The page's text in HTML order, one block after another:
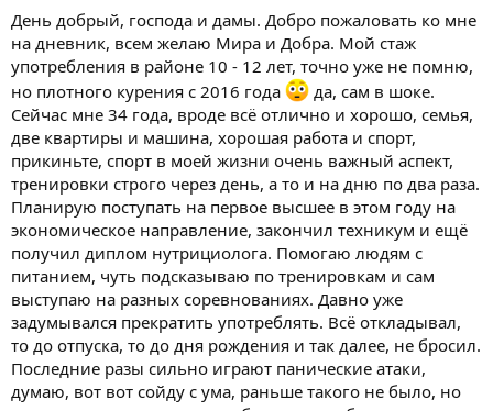
а
День добрый, господа и дамы. Добро пожаловать ко мне
на дневник, всем желаю Мира и Добра. Мой стаж
употребления в районе 10 - 12 лет, точно уже не помню,
но плотного курения с 2016 года
да, сам в шоке.
Сейчас мне 34 года, вроде всё отлично и хорошо, семья,
две квартиры и машина, хорошая работа и спорт,
прикиньте, спорт в моей жизни очень важный аспект,
тренировки строго через день, а то и на дню по два раза.
Планирую поступать на первое высшее в этом году на
экономическое направление, закончил техникум и ещё
получил диплом нутрициолога. Помогаю людям с
питанием, чуть подсказываю по тренировкам и сам
выступаю на разных соревнованиях. Давно уже
задумывался прекратить употреблять. Всё откладывал,
то до отпуска, то до дня рождения и так далее, не бросил.
Последние разы сильно играют панические атаки,
думаю, вот вот сойду с ума, раньше такого не было, но